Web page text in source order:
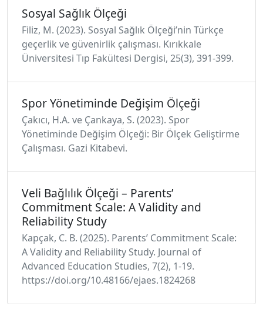
Sosyal Sağlık Ölçeği
Filiz, M. (2023). Sosyal Sağlık Ölçeği’nin Türkçe
geçerlik ve güvenirlik çalışması. Kırıkkale
Üniversitesi Tıp Fakültesi Dergisi, 25(3), 391-399.
Spor Yönetiminde Değişim Ölçeği
Çakıcı, H.A. ve Çankaya, S. (2023). Spor
Yönetiminde Değişim Ölçeği: Bir Ölçek Geliştirme
Çalışması. Gazi Kitabevi.
Veli Bağlılık Ölçeği – Parents’
Commitment Scale: A Validity and
Reliability Study
Kapçak, C. B. (2025). Parents’ Commitment Scale:
A Validity and Reliability Study. Journal of
Advanced Education Studies, 7(2), 1-19.
https://doi.org/10.48166/ejaes.1824268